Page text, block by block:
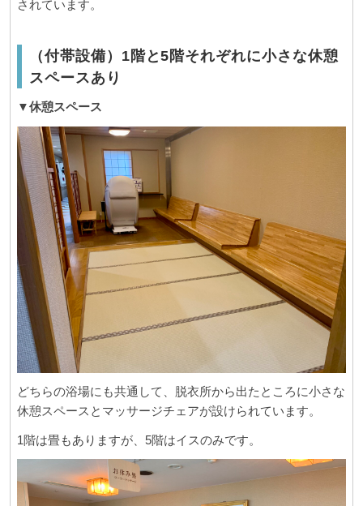
されています。
（付帯設備）1階と5階それぞれに小さな休憩
スペースあり
▼休憩スペース
どちらの浴場にも共通して、脱衣所から出たところに小さな
休憩スペースとマッサージチェアが設けられています。
1階は畳もありますが、5階はイスのみです。